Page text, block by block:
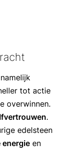
tot actie
overwinnen.
.
edelsteen
en